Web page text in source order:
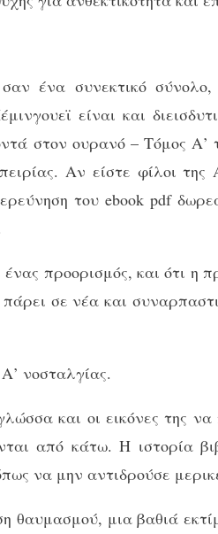
ένα συνεκτικό
είναι και
στον ουρανό – Τόμος
Αν είστε φίλοι
του ebook pdf
προορισμός, και ότι η
σε νέα και
νοσταλγίας.
και οι εικόνες της
από κάτω. Η ιστορία
να μην αντιδρούσε
μια βαθιά